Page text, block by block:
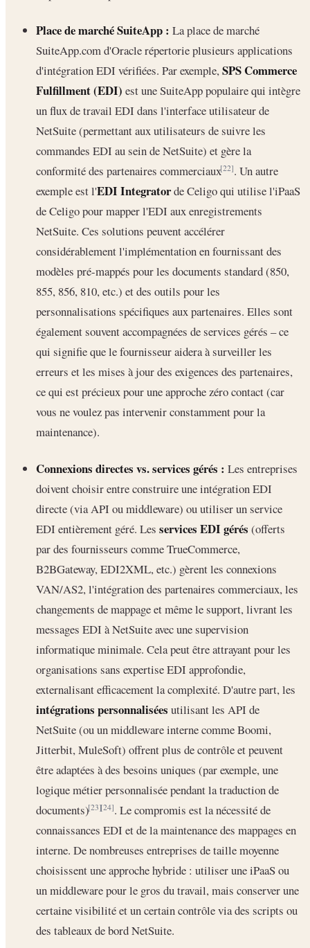
Place de marché SuiteApp : La place de marché
SuiteApp.com d'Oracle répertorie plusieurs applications
d'intégration EDI vérifiées. Par exemple,SPS Commerce
Fulfillment (EDI) est une SuiteApp populaire qui intègre
un flux de travail EDI dans l'interface utilisateur de
NetSuite (permettant aux utilisateurs de suivre les
commandes EDI au sein de NetSuite) et gère la
conformité des partenaires commerciaux[22]. Un autre
exemple est l'EDI Integratorde Celigo qui utilise l'iPaaS
de Celigo pour mapper l'EDI aux enregistrements
NetSuite. Ces solutions peuvent accélérer
considérablement l'implémentation en fournissant des
modèles pré-mappés pour les documents standard (850,
855, 856, 810, etc.) et des outils pour les
personnalisations spécifiques aux partenaires. Elles sont
également souvent accompagnées de services gérés – ce
qui signifie que le fournisseur aidera à surveiller les
erreurs et les mises à jour des exigences des partenaires,
ce qui est précieux pour une approche zéro contact (car
vous ne voulez pas intervenir constamment pour la
maintenance).
Connexions directes vs. services gérés : Les entreprises
doivent choisir entre construire une intégration EDI
directe (via API ou middleware) ou utiliser un service
EDI entièrement géré. Les services EDI gérés (offerts
par des fournisseurs comme TrueCommerce,
B2BGateway, EDI2XML, etc.) gèrent les connexions
VAN/AS2, l'intégration des partenaires commerciaux, les
changements de mappage et même le support, livrant les
messages EDI à NetSuite avec une supervision
informatique minimale. Cela peut être attrayant pour les
organisations sans expertise EDI approfondie,
externalisant efficacement la complexité. D'autre part, les
intégrations personnalisées utilisant les API de
NetSuite (ou un middleware interne comme Boomi,
Jitterbit, MuleSoft) offrent plus de contrôle et peuvent
être adaptées à des besoins uniques (par exemple, une
logique métier personnalisée pendant la traduction de
documents)[23][24]. Le compromis est la nécessité de
connaissances EDI et de la maintenance des mappages en
interne. De nombreuses entreprises de taille moyenne
choisissent une approche hybride : utiliser une iPaaS ou
un middleware pour le gros du travail, mais conserver une
certaine visibilité et un certain contrôle via des scripts ou
des tableaux de bord NetSuite.